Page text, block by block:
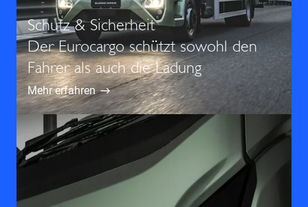
Schutz & Sicherheit
Der Eurocargo schützt sowohl den
Fahrer als auch die Ladung
Mehr erfahren